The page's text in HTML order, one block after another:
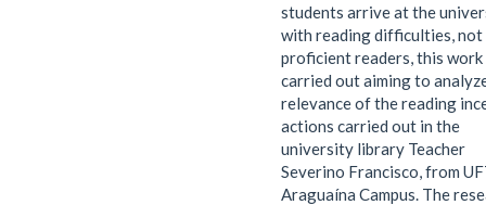
students arrive at the
with reading difficulties, not
proficient readers, this work
carried out aiming to
relevance of the reading
actions carried out in the
university library Teacher
Severino Francisco, from
Araguaína Campus. The